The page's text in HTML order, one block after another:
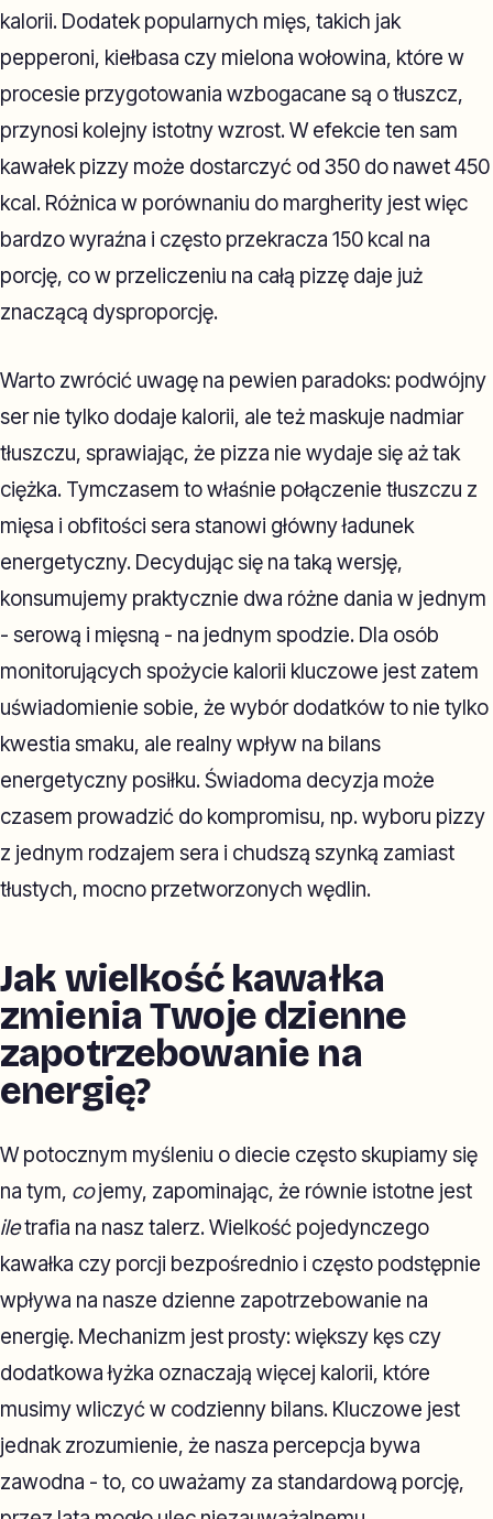
kalorii. Dodatek popularnych mięs, takich jak
pepperoni, kiełbasa czy mielona wołowina, które w
procesie przygotowania wzbogacane są o tłuszcz,
przynosi kolejny istotny wzrost. W efekcie ten sam
kawałek pizzy może dostarczyć od 350 do nawet 450
kcal. Różnica w porównaniu do margherity jest więc
bardzo wyraźna i często przekracza 150 kcal na
porcję, co w przeliczeniu na całą pizzę daje już
znaczącą dysproporcję.
Warto zwrócić uwagę na pewien paradoks: podwójny
ser nie tylko dodaje kalorii, ale też maskuje nadmiar
tłuszczu, sprawiając, że pizza nie wydaje się aż tak
ciężka. Tymczasem to właśnie połączenie tłuszczu z
mięsa i obfitości sera stanowi główny ładunek
energetyczny. Decydując się na taką wersję,
konsumujemy praktycznie dwa różne dania w jednym
- serową i mięsną - na jednym spodzie. Dla osób
monitorujących spożycie kalorii kluczowe jest zatem
uświadomienie sobie, że wybór dodatków to nie tylko
kwestia smaku, ale realny wpływ na bilans
energetyczny posiłku. Świadoma decyzja może
czasem prowadzić do kompromisu, np. wyboru pizzy
z jednym rodzajem sera i chudszą szynką zamiast
tłustych, mocno przetworzonych wędlin.
Jak wielkość kawałka
zmienia Twoje dzienne
zapotrzebowanie na
energię?
W potocznym myśleniu o diecie często skupiamy się
na tym, cojemy, zapominając, że równie istotne jest
iletrafia na nasz talerz. Wielkość pojedynczego
kawałka czy porcji bezpośrednio i często podstępnie
wpływa na nasze dzienne zapotrzebowanie na
energię. Mechanizm jest prosty: większy kęs czy
dodatkowa łyżka oznaczają więcej kalorii, które
musimy wliczyć w codzienny bilans. Kluczowe jest
jednak zrozumienie, że nasza percepcja bywa
zawodna - to, co uważamy za standardową porcję,